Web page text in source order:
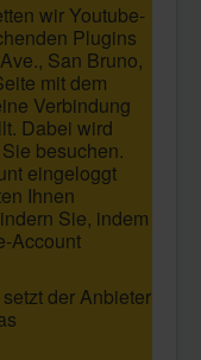
wir Youtube-
Plugins
San Bruno,
mit dem
Verbindung
Dabei wird
besuchen.
eingeloggt
Ihnen
Sie, indem
Account
der Anbieter